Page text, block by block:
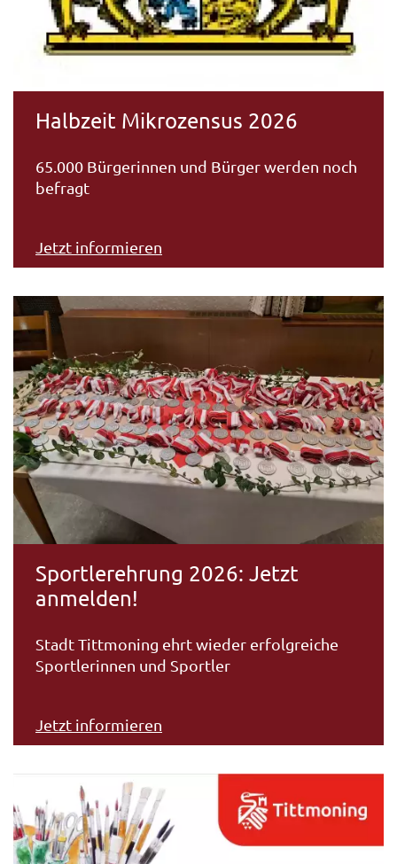
Halbzeit Mikrozensus 2026
65.000 Bürgerinnen und Bürger werden noch
befragt
Jetzt informieren
Sportlerehrung 2026: Jetzt
anmelden!
Stadt Tittmoning ehrt wieder erfolgreiche
Sportlerinnen und Sportler
Jetzt informieren